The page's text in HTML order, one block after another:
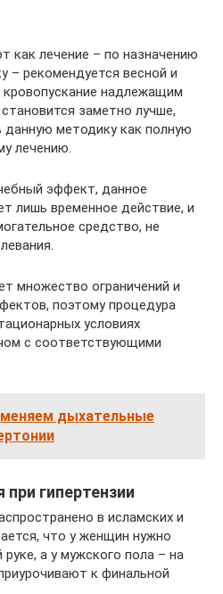
как лечение – по назначению
– рекомендуется весной и
надлежащим
заметно лучше,
данную методику как полную
лечению.
эффект, данное
лишь временное действие, и
средство, не
множество ограничений и
поэтому процедура
условиях
с соответствующими
дыхательные
гипертензии
в исламских и
что у женщин нужно
а у мужского пола – на
к финальной